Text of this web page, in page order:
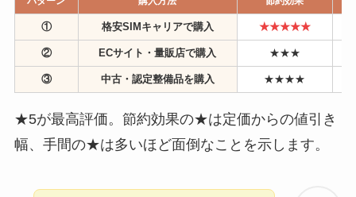
① 格安SIMキャリアで購入 ★★★★★
② ECサイト・量販店で購入 ★★★
③ 中古・認定整備品を購入 ★★★★
★5が最高評価。節約効果の★は定価からの値引き
幅、手間の★は多いほど面倒なことを示します。